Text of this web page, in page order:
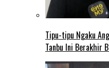
Tipu-tipu Ngaku
Tanbu Ini Berakhir